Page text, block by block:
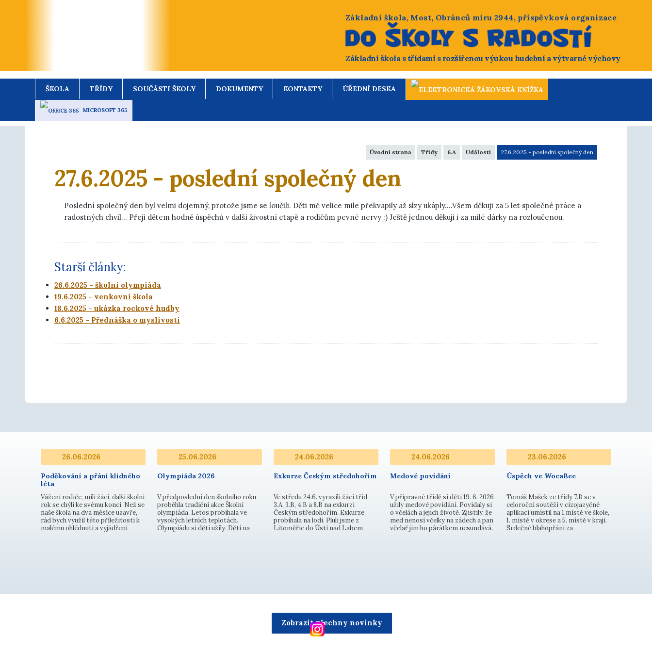
Základní škola, Most, Obránců míru 2944, příspěvková organizace
Základní škola s třídami s rozšířenou výukou hudební a výtvarné výchovy
ŠKOLA TŘÍDY SOUČÁSTI ŠKOLY DOKUMENTY KONTAKTY ÚŘEDNÍ DESKA
MICROSOFT 365
Úvodní strana Třídy 6.A Události 27.6.2025 - poslední společný den
27.6.2025 - poslední společný den
Poslední společný den byl velmi dojemný, protože jsme se loučili. Děti mě velice mile překvapily až slzy ukáply....Všem děkuji za 5 let společné práce a
radostných chvil... Přeji dětem hodně úspěchů v další živostní etapě a rodičům pevné nervy :) Ještě jednou děkuji i za milé dárky na rozloučenou.
Starší články:
26.6.2025 - školní olympiáda
19.6.2025 - venkovní škola
18.6.2025 - ukázka rockové hudby
6.6.2025 - Přednáška o myslivosti
26.06.2026
Poděkování a přání klidného
léta
Vážení rodiče, milí žáci, další školní
rok se chýlí ke svému konci. Než se
naše škola na dva měsíce uzavře,
rád bych využil této příležitosti k
malému ohlédnutí a vyjádření
25.06.2026
Olympiáda 2026
V předposlední den školního roku
proběhla tradiční akce Školní
olympiáda. Letos probíhala ve
vysokých letních teplotách.
Olympiádu si děti užily. Děti na
24.06.2026
Exkurze Českým středohořím
Ve středu 24.6. vyrazili žáci tříd
3.A, 3.B, 4.B a 8.B na exkurzi
Českým středohořím. Exkurze
probíhala na lodi. Pluli jsme z
Litoměřic do Ústí nad Labem
24.06.2026
Medové povídání
V přípravné třídě si děti 19. 6. 2026
užily medové povídání. Povídaly si
o včelách a jejich životě. Zjistily, že
med nenosí včelky na zádech a pan
včelař jim ho párátkem nesundává.
23.06.2026
Úspěch ve WocaBee
Tomáš Mašek ze třídy 7.B se v
celoroční soutěži v cizojazyčné
aplikaci umístil na 1.místě ve škole,
1. místě v okrese a 5. místě v kraji.
Srdečné blahopřání za
Zobrazit všechny novinky